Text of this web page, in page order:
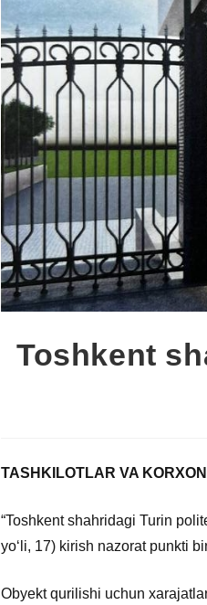
Toshkent
TASHKILOTLAR VA
“Toshkent shahridagi Turin
yoʻli, 17) kirish nazorat punkti
Obyekt qurilishi uchun